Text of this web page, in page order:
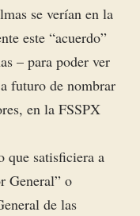
se verían en la
este “acuerdo”
– para poder ver
futuro de nombrar
en la FSSPX
que satisficiera a
General” o
de las